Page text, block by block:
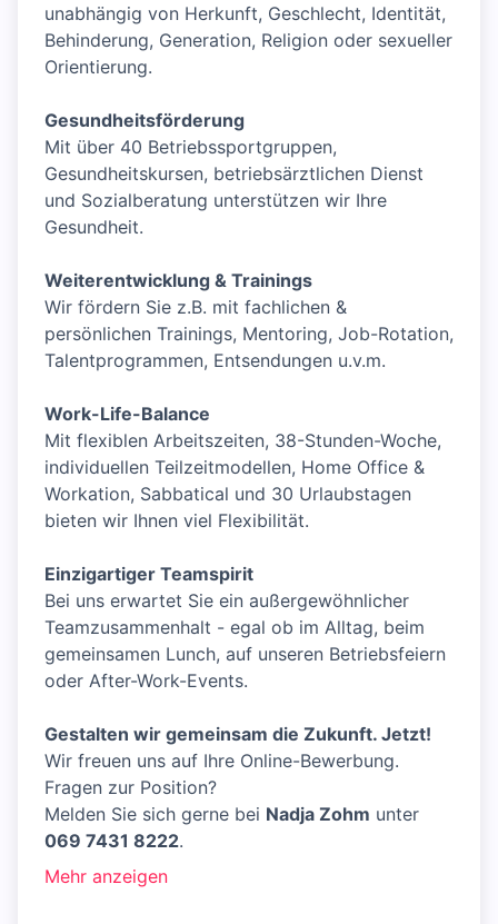
unabhängig von Herkunft, Geschlecht, Identität,
Behinderung, Generation, Religion oder sexueller
Orientierung.
Gesundheitsförderung
Mit über 40 Betriebssportgruppen,
Gesundheitskursen, betriebsärztlichen Dienst
und Sozialberatung unterstützen wir Ihre
Gesundheit.
Weiterentwicklung & Trainings
Wir fördern Sie z.B. mit fachlichen &
persönlichen Trainings, Mentoring, Job-Rotation,
Talentprogrammen, Entsendungen u.v.m.
Work-Life-Balance
Mit flexiblen Arbeitszeiten, 38-Stunden-Woche,
individuellen Teilzeitmodellen, Home Office &
Workation, Sabbatical und 30 Urlaubstagen
bieten wir Ihnen viel Flexibilität.
Einzigartiger Teamspirit
Bei uns erwartet Sie ein außergewöhnlicher
Teamzusammenhalt - egal ob im Alltag, beim
gemeinsamen Lunch, auf unseren Betriebsfeiern
oder After-Work-Events.
Gestalten wir gemeinsam die Zukunft. Jetzt!
Wir freuen uns auf Ihre Online-Bewerbung.
Fragen zur Position?
Melden Sie sich gerne bei Nadja Zohm unter
069 7431 8222.
Mehr anzeigen